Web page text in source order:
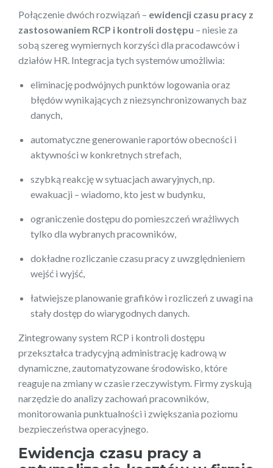
Połączenie dwóch rozwiązań – ewidencji czasu pracy z
zastosowaniem RCP i kontroli dostępu – niesie za
sobą szereg wymiernych korzyści dla pracodawców i
działów HR. Integracja tych systemów umożliwia:
eliminację podwójnych punktów logowania oraz
błędów wynikających z niezsynchronizowanych baz
danych,
automatyczne generowanie raportów obecności i
aktywności w konkretnych strefach,
szybką reakcję w sytuacjach awaryjnych, np.
ewakuacji – wiadomo, kto jest w budynku,
ograniczenie dostępu do pomieszczeń wrażliwych
tylko dla wybranych pracowników,
dokładne rozliczanie czasu pracy z uwzględnieniem
wejść i wyjść,
łatwiejsze planowanie grafików i rozliczeń z uwagi na
stały dostęp do wiarygodnych danych.
Zintegrowany system RCP i kontroli dostępu
przekształca tradycyjną administrację kadrową w
dynamiczne, zautomatyzowane środowisko, które
reaguje na zmiany w czasie rzeczywistym. Firmy zyskują
narzędzie do analizy zachowań pracowników,
monitorowania punktualności i zwiększania poziomu
bezpieczeństwa operacyjnego.
Ewidencja czasu pracy a